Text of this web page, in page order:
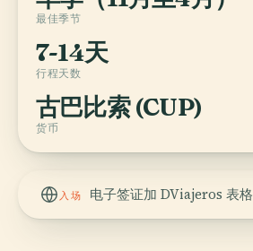
最佳季节
7-14天
行程天数
古巴比索 (CUP)
货币
入场 电子签证加 DViajeros 表格